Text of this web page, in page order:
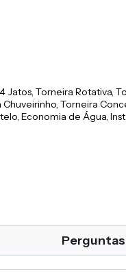
Jatos, Torneira Rotativa,
Torneira
Economia de Água,